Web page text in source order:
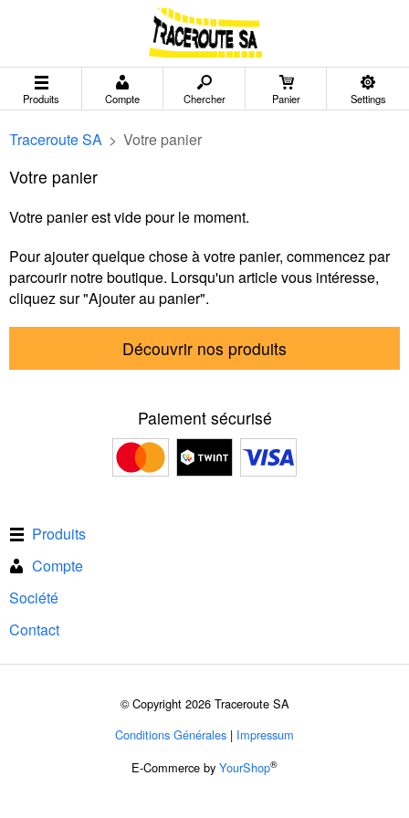
Produits Compte Chercher Panier Settings
Traceroute SA > Votre panier
Votre panier
Votre panier est vide pour le moment.
Pour ajouter quelque chose à votre panier, commencez par
parcourir notre boutique. Lorsqu'un article vous intéresse,
cliquez sur "Ajouter au panier".
Découvrir nos produits
Paiement sécurisé
Produits
Compte
Société
Contact
© Copyright 2026 Traceroute SA
Conditions Générales | Impressum
E-Commerce by YourShop®